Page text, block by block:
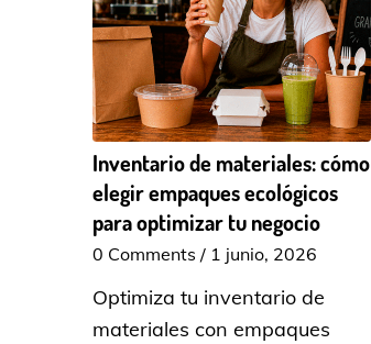
Inventario de materiales: cómo
elegir empaques ecológicos
para optimizar tu negocio
0 Comments / 1 junio, 2026
Optimiza tu inventario de
materiales con empaques